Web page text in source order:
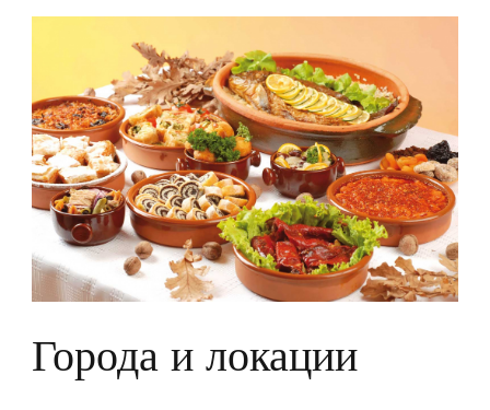
Города и локации